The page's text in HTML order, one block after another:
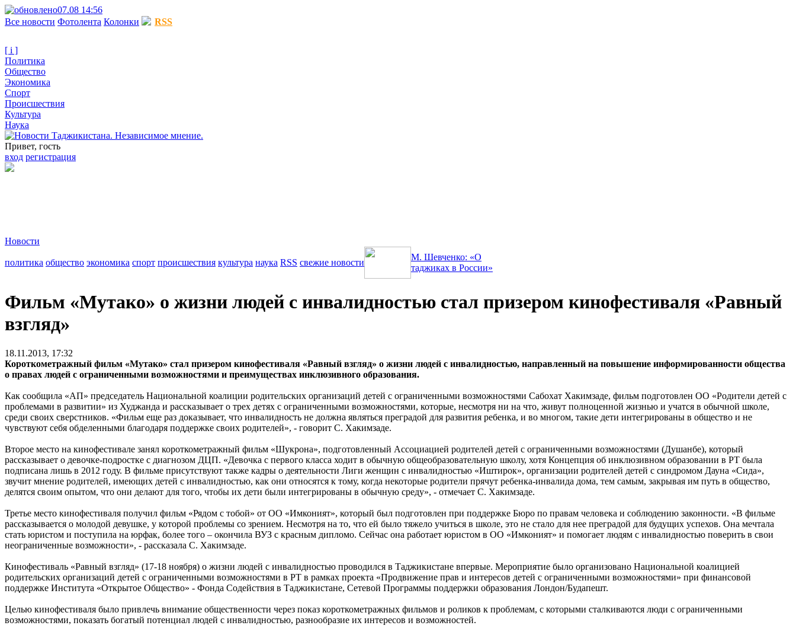
07.08 14:56
Все новости Фотолента Колонки RSS
[ i ]
Политика
Общество
Экономика
Спорт
Происшествия
Культура
Наука
Привет, гость
вход регистрация
Новости
политика общество экономика спорт происшествия культура наука RSS свежие новости
М. Шевченко: «О
таджиках в России»
Фильм «Мутако» о жизни людей с инвалидностью стал призером кинофестиваля «Равный
взгляд»
18.11.2013, 17:32
Короткометражный фильм «Мутако» стал призером кинофестиваля «Равный взгляд» о жизни людей с инвалидностью, направленный на повышение информированности общества
о правах людей с ограниченными возможностями и преимуществах инклюзивного образования.
Как сообщила «АП» председатель Национальной коалиции родительских организаций детей с ограниченными возможностями Сабохат Хакимзаде, фильм подготовлен ОО «Родители детей с
проблемами в развитии» из Худжанда и рассказывает о трех детях с ограниченными возможностями, которые, несмотря ни на что, живут полноценной жизнью и учатся в обычной школе,
среди своих сверстников. «Фильм еще раз доказывает, что инвалидность не должна являться преградой для развития ребенка, и во многом, такие дети интегрированы в общество и не
чувствуют себя обделенными благодаря поддержке своих родителей», - говорит С. Хакимзаде.
Второе место на кинофестивале занял короткометражный фильм «Шукрона», подготовленный Ассоциацией родителей детей с ограниченными возможностями (Душанбе), который
рассказывает о девочке-подростке с диагнозом ДЦП. «Девочка с первого класса ходит в обычную общеобразовательную школу, хотя Концепция об инклюзивном образовании в РТ была
подписана лишь в 2012 году. В фильме присутствуют также кадры о деятельности Лиги женщин с инвалидностью «Иштирок», организации родителей детей с синдромом Дауна «Сида»,
звучит мнение родителей, имеющих детей с инвалидностью, как они относятся к тому, когда некоторые родители прячут ребенка-инвалида дома, тем самым, закрывая им путь в общество,
делятся своим опытом, что они делают для того, чтобы их дети были интегрированы в обычную среду», - отмечает С. Хакимзаде.
Третье место кинофестиваля получил фильм «Рядом с тобой» от ОО «Имконият», который был подготовлен при поддержке Бюро по правам человека и соблюдению законности. «В фильме
рассказывается о молодой девушке, у которой проблемы со зрением. Несмотря на то, что ей было тяжело учиться в школе, это не стало для нее преградой для будущих успехов. Она мечтала
стать юристом и поступила на юрфак, более того – окончила ВУЗ с красным дипломо. Сейчас она работает юристом в ОО «Имконият» и помогает людям с инвалидностью поверить в свои
неограниченные возможности», - рассказала С. Хакимзаде.
Кинофестиваль «Равный взгляд» (17-18 ноября) о жизни людей с инвалидностью проводился в Таджикистане впервые. Мероприятие было организовано Национальной коалицией
родительских организаций детей с ограниченными возможностями в РТ в рамках проекта «Продвижение прав и интересов детей с ограниченными возможностями» при финансовой
поддержке Института «Открытое Общество» - Фонда Содействия в Таджикистане, Сетевой Программы поддержки образования Лондон/Будапешт.
Целью кинофестиваля было привлечь внимание общественности через показ короткометражных фильмов и роликов к проблемам, с которыми сталкиваются люди с ограниченными
возможностями, показать богатый потенциал людей с инвалидностью, разнообразие их интересов и возможностей.